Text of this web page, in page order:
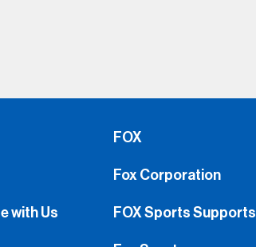
with Us
FOX
Fox Corporation
FOX Sports Supports